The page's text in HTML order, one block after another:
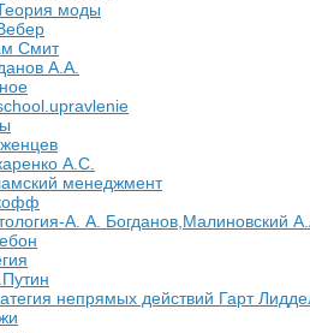
моды
Смит
А.А.
А.С.
менеджмент
А. А. Богданов,Малиновский
непрямых действий Гарт